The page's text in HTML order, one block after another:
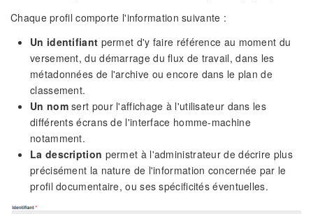
Chaque profil comporte l'information suivante :
Un identifiant permet d'y faire référence au moment du
versement, du démarrage du flux de travail, dans les
métadonnées de l'archive ou encore dans le plan de
classement.
Un nomsert pour l'affichage à l'utilisateur dans les
différents écrans de l'interface homme-machine
notamment.
La description permet à l'administrateur de décrire plus
précisément la nature de l'information concernée par le
profil documentaire, ou ses spécificités éventuelles.